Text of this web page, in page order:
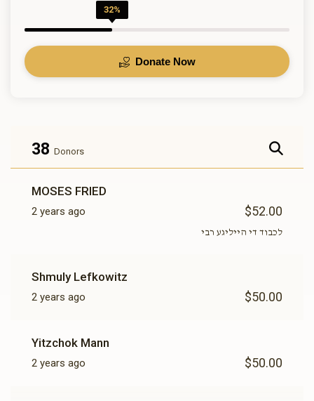
32%
Donate Now
38 Donors
MOSES FRIED
2 years ago $52.00
לכבוד די הייליגע רבי
Shmuly Lefkowitz
2 years ago $50.00
Yitzchok Mann
2 years ago $50.00